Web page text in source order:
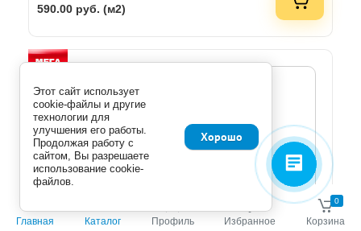
590.00 руб. (м2)
Главная Каталог Профиль Избранное
0
Корзина
Этот сайт использует
cookie-файлы и другие
технологии для
улучшения его работы.
Продолжая работу с
сайтом, Вы разрешаете
использование cookie-
файлов.
Хорошо